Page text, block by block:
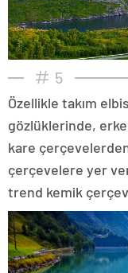
5
Özellikle takım
gözlüklerinde,
kare
çerçevelere yer
trend kemik